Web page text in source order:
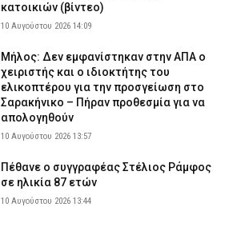
κατοικιών (βίντεο)
10 Αυγούστου 2026 14:09
Μήλος: Δεν εμφανίστηκαν στην ΑΠΑ ο
χειριστής και ο ιδιοκτήτης του
ελικοπτέρου για την προσγείωση στο
Σαρακήνικο – Πήραν προθεσμία για να
απολογηθούν
10 Αυγούστου 2026 13:57
Πέθανε ο συγγραφέας Στέλιος Ράμφος
σε ηλικία 87 ετών
10 Αυγούστου 2026 13:44